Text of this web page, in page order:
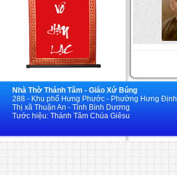
Nhà Thờ Thánh Tâm - Giáo Xứ Búng
288 - Khu phố Hưng Phước - Phường Hưng Định
Thị xã Thuận An - Tỉnh Bình Dương
Tước hiệu: Thánh Tâm Chúa Giêsu